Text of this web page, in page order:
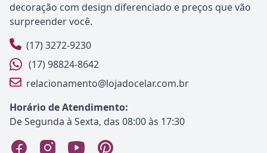
decoração com design diferenciado e preços que vão
surpreender você.
(17) 3272-9230
(17) 98824-8642
relacionamento@lojadocelar.com.br
Horário de Atendimento:
De Segunda à Sexta, das 08:00 às 17:30